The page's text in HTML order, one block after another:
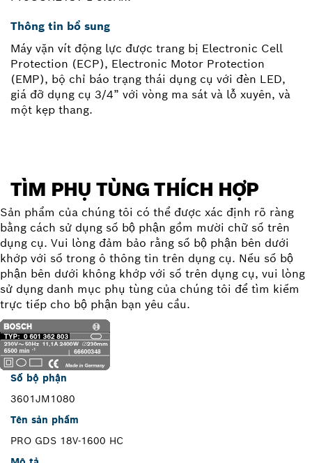
Thông tin bổ sung
Máy vặn vít động lực được trang bị Electronic Cell
Protection (ECP), Electronic Motor Protection
(EMP), bộ chỉ báo trạng thái dụng cụ với đèn LED,
giá đỡ dụng cụ 3/4” với vòng ma sát và lỗ xuyên, và
một kẹp thang.
TÌM PHỤ TÙNG THÍCH HỢP
Sản phẩm của chúng tôi có thể được xác định rõ ràng
bằng cách sử dụng số bộ phận gồm mười chữ số trên
dụng cụ. Vui lòng đảm bảo rằng số bộ phận bên dưới
khớp với số trong ô thông tin trên dụng cụ. Nếu số bộ
phận bên dưới không khớp với số trên dụng cụ, vui lòng
sử dụng danh mục phụ tùng của chúng tôi để tìm kiếm
trực tiếp cho bộ phận bạn yêu cầu.
Số bộ phận
3601JM1080
Tên sản phẩm
PRO GDS 18V-1600 HC